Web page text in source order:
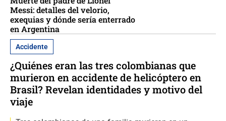
Messi: detalles del velorio,
exequias y dónde sería enterrado
en Argentina
Accidente
¿Quiénes eran las tres colombianas que
murieron en accidente de helicóptero en
Brasil? Revelan identidades y motivo del
viaje